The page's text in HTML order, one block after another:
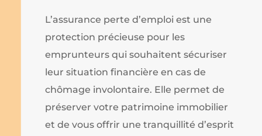
L’assurance perte d’emploi est une
protection précieuse pour les
emprunteurs qui souhaitent sécuriser
leur situation financière en cas de
chômage involontaire. Elle permet de
préserver votre patrimoine immobilier
et de vous offrir une tranquillité d’esprit